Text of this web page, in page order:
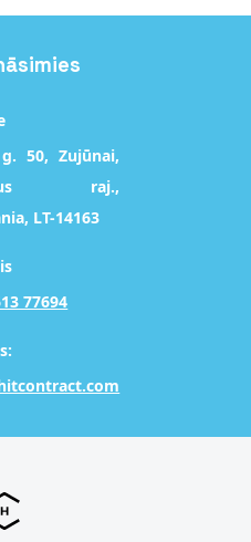
50, Zujūnai,
raj.,
LT-14163
77694